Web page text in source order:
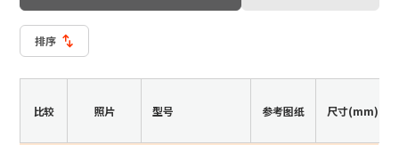
日本語
化
标
准，
后
排序
比较 照片 型号 参考图纸 尺寸(mm)